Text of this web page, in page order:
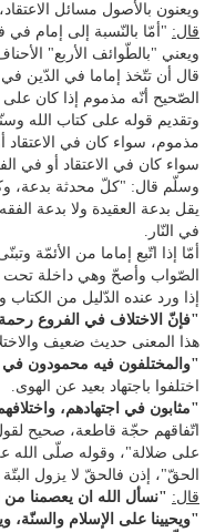
ويعنون بالأصول مسائل
قال: "أمّا بالنّسبة إلى إمام
ويعني "بالطّوائف الأربع"
قال أن تتّخذ إماما في الدّين
الصّحيح أنّه مذموم إذا كان
وتقديم قوله على كتاب الله
مذموم، سواء كان في الاعتقاد
سواء كان في الاعتقاد أو في
وسلّم قال: "كلّ محدثة بدعة،
يقل بدعة العقيدة ولا بدعة
في النّار.
أمّا إذا اتّبع إماما من الأئمّة
الصّواب وأصحّ وهي داخلة
إذا ورد عنده الدّليل من
"فإنّ الاختلاف في الفروع رحمة
هذا المعنى حديث ضعيف
"والمختلفون فيه محمودون في
اختلفوا باجتهاد بعيد عن الهوى.
"مثابون في اجتهادهم،
اتّفاقهم حجّة قاطعة، صحيح
على ضلالة"، وقوله صلّى الله
الحقّ"، إذن فالحقّ لا يزول
قال: "نسأل الله ان يعصمنا من
"ويحيينا على الإسلام والسنّة،